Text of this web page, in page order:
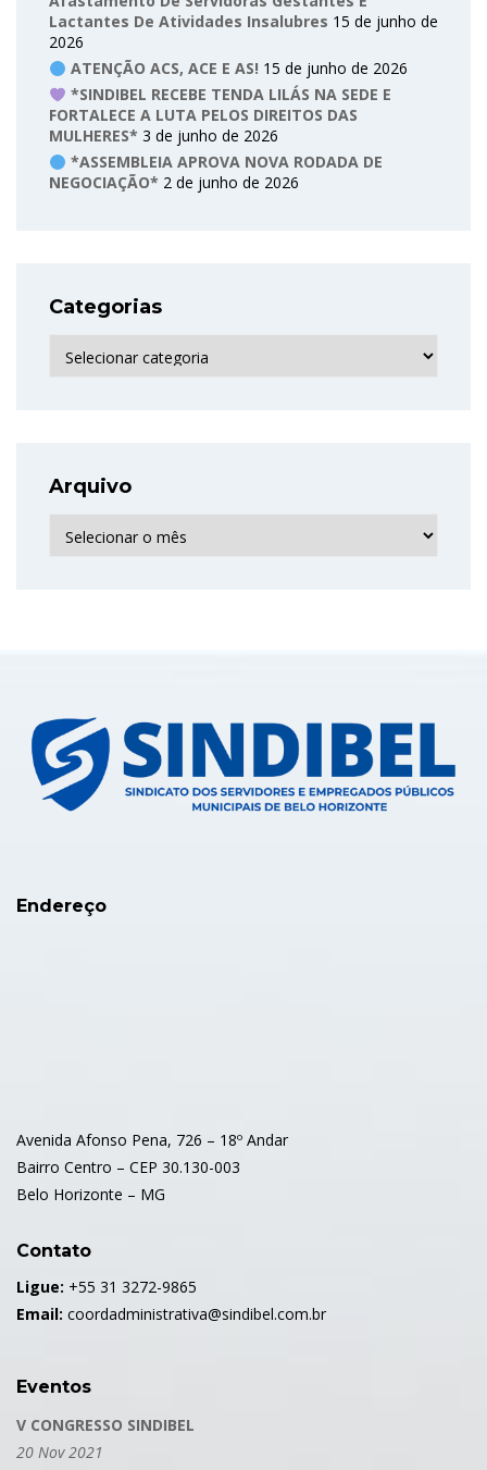
Lactantes De Atividades Insalubres 15 de junho de
2026
ATENÇÃO ACS, ACE E AS! 15 de junho de 2026
*SINDIBEL RECEBE TENDA LILÁS NA SEDE E
FORTALECE A LUTA PELOS DIREITOS DAS
MULHERES* 3 de junho de 2026
*ASSEMBLEIA APROVA NOVA RODADA DE
NEGOCIAÇÃO* 2 de junho de 2026
Categorias
Categorias
Arquivo
Arquivo
Endereço
Avenida Afonso Pena, 726 – 18º Andar
Bairro Centro – CEP 30.130-003
Belo Horizonte – MG
Contato
Ligue: +55 31 3272-9865
Email: coordadministrativa@sindibel.com.br
Eventos
V CONGRESSO SINDIBEL
20 Nov 2021